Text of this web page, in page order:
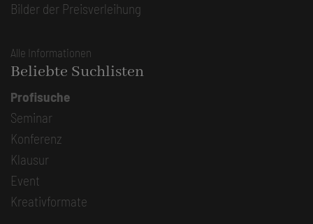
Bilder der Preisverleihung
Alle Informationen
Beliebte Suchlisten
Profisuche
Seminar
Konferenz
Klausur
Event
Kreativformate